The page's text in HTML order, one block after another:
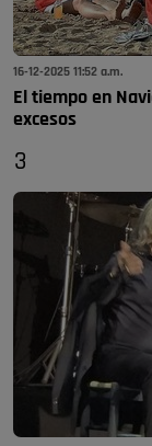
16-12-2025 11:52 a.m.
El tiempo en
excesos
3